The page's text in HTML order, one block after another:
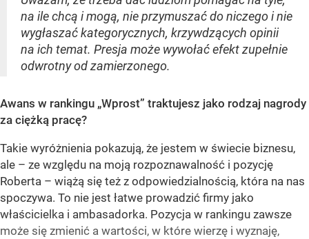
na ile chcą i mogą, nie przymuszać do niczego i nie
wygłaszać kategorycznych, krzywdzących opinii
na ich temat. Presja może wywołać efekt zupełnie
odwrotny od zamierzonego.
Awans w rankingu „Wprost” traktujesz jako rodzaj nagrody
za ciężką pracę?
Takie wyróżnienia pokazują, że jestem w świecie biznesu,
ale – ze względu na moją rozpoznawalność i pozycję
Roberta – wiążą się też z odpowiedzialnością, która na nas
spoczywa. To nie jest łatwe prowadzić firmy jako
właścicielka i ambasadorka. Pozycja w rankingu zawsze
może się zmienić a wartości, w które wierzę i wyznaję,